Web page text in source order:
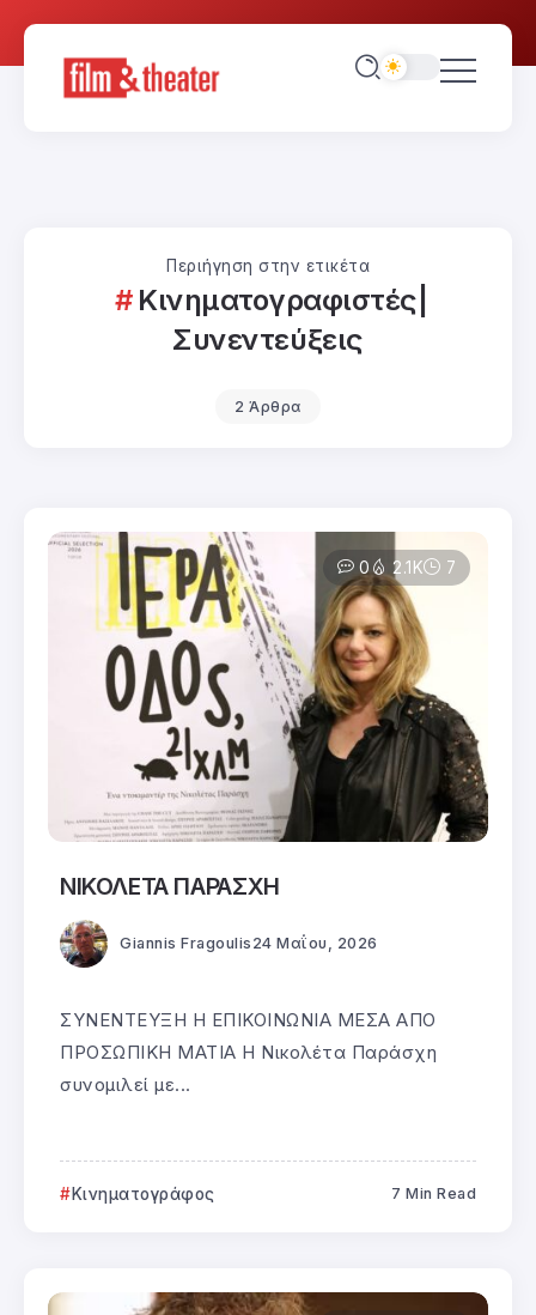
Περιήγηση στην ετικέτα
Κινηματογραφιστές|
Συνεντεύξεις
2 Άρθρα
0 2.1K 7
ΝΙΚΟΛΕΤΑ ΠΑΡΑΣΧΗ
Giannis Fragoulis 24 Μαΐου, 2026
ΣΥΝΕΝΤΕΥΞΗ Η ΕΠΙΚΟΙΝΩΝΙΑ ΜΕΣΑ ΑΠΟ
ΠΡΟΣΩΠΙΚΗ ΜΑΤΙΑ Η Νικολέτα Παράσχη
συνομιλεί με...
Κινηματογράφος 7 Min Read